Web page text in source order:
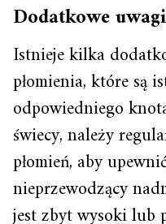
Dodatkowe
Istnieje kilka
płomienia, które są
odpowiedniego
świecy, należy
płomień, aby
nieprzewodzący
jest zbyt wysoki lub